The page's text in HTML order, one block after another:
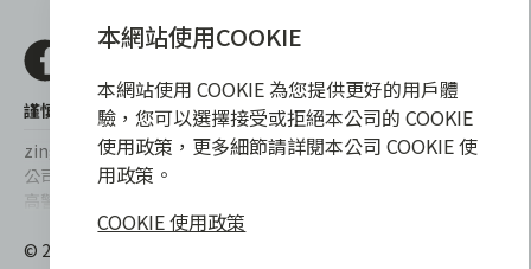
謹慎衡量自身財務狀況，理性理財最安心
zingala銀角零卡/仲信資融沒有代辦公司及代辦業務，也未與代辦
公司合作，更不會要求您提供實體銀行提款卡或實體信用卡，請提
高警覺，勿受騙上當！
提醒您，消費前請審慎評估財務狀況，理性理財最安心。總費用年
百分率區間為0%~15.9%，實際費用率，仍以各合作商家提供之商
© 2022 仲信資融股份有限公司 Chailease Consumer Finance
本網站使用COOKIE
本網站使用 COOKIE 為您提供更好的用戶體
驗，您可以選擇接受或拒絕本公司的 COOKIE
使用政策，更多細節請詳閱本公司 COOKIE 使
用政策。
COOKIE 使用政策